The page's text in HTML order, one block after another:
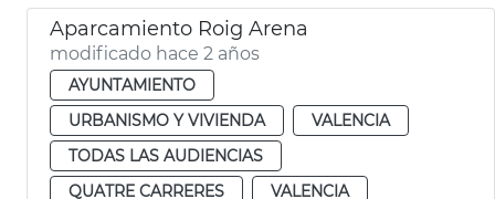
Aparcamiento Roig Arena
modificado hace 2 años
AYUNTAMIENTO
URBANISMO Y VIVIENDA
VALENCIA
TODAS LAS AUDIENCIAS
QUATRE CARRERES
VALENCIA